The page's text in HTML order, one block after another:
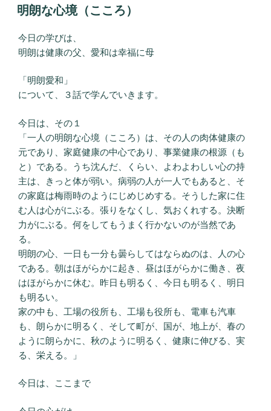
稿
日:
明朗な心境（こころ）
今日の学びは、
明朗は健康の父、愛和は幸福に母
「明朗愛和」
について、３話で学んでいきます。
今日は、その１
「一人の明朗な心境（こころ）は、その人の肉体健康の
元であり、家庭健康の中心であり、事業健康の根源（も
と）である。うち沈んだ、くらい、よわよわしい心の持
主は、きっと体が弱い。病弱の人が一人でもあると、そ
の家庭は梅雨時のようにじめじめする。そうした家に住
む人は心がにぶる。張りをなくし、気おくれする。決断
力がにぶる。何をしてもうまく行かないのが当然であ
る。
明朗の心、一日も一分も曇らしてはならぬのは、人の心
である。朝はほがらかに起き、昼はほがらかに働き、夜
はほがらかに休む。昨日も明るく、今日も明るく、明日
も明るい。
家の中も、工場の役所も、工場も役所も、電車も汽車
も、朗らかに明るく、そして町が、国が、地上が、春の
ように朗らかに、秋のように明るく、健康に伸びる、実
る、栄える。」
今日は、ここまで